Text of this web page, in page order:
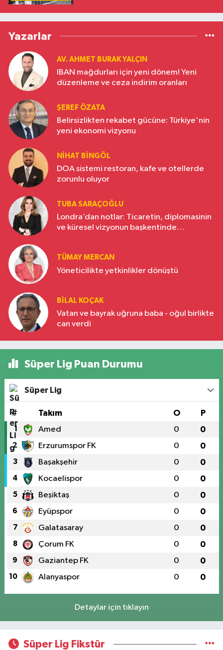
Yazarlar
AV. AHMET BURAK YALÇIN
IBAN mağdurları için yeni dönem! Yeni
düzenleme ve ceza indirim oranları
ŞEREF ÖZATA
Belirsizlikten rekabet gücüne: Türkiye'nin
yeni ekonomi vizyonu
NIHAT BINGÖL
DOA sistemi restoran, kafe ve otellerde
zorunlu oluyor
TUBA SARAÇOĞLU
Londra’dan notlar: Ticaretin, diplomasinin
ve küresel vizyonun başkentinde
TÜMAY MERCAN
Yöneticilikte yetkinlikler dönüştü
BILAL KOÇAK
Vatan ve bayrak uğruna baba - oğul birlikte
can verdi
Süper Lig Puan Durumu
Süper Lig
# Takım O P
1 Amed 0 0
2 Erzurumspor FK 0 0
3 Başakşehir 0 0
4 Kocaelispor 0 0
5 Beşiktaş 0 0
6 Eyüpspor 0 0
7 Galatasaray 0 0
8 Çorum FK 0 0
9 Gaziantep FK 0 0
10 Alanyaspor 0 0
Detaylar için tıklayın
Süper Lig Fikstür